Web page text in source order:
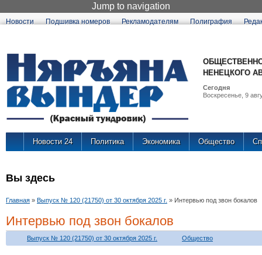
Jump to navigation
Новости Подшивка номеров Рекламодателям Полиграфия
НЕНЕЦКОГО
Сегодня
Воскресенье, 9
Новости 24 Политика Экономика Общество
Вы здесь
Главная » Выпуск № 120 (21750) от 30 октября 2025 г. » Интервью под звон бокалов
Интервью под звон бокалов
Выпуск № 120 (21750) от 30 октября 2025 г. Общество